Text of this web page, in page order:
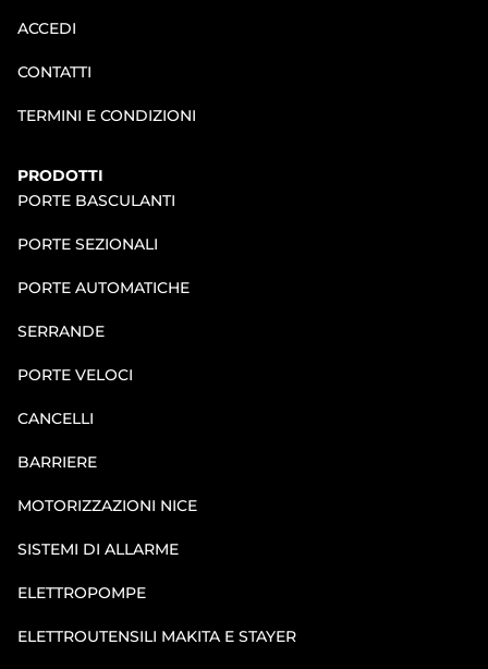
ACCEDI
CONTATTI
TERMINI E CONDIZIONI
PRODOTTI
PORTE BASCULANTI
PORTE SEZIONALI
PORTE AUTOMATICHE
SERRANDE
PORTE VELOCI
CANCELLI
BARRIERE
MOTORIZZAZIONI NICE
SISTEMI DI ALLARME
ELETTROPOMPE
ELETTROUTENSILI MAKITA E STAYER